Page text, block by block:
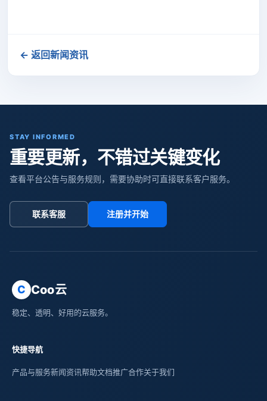
← 返回新闻资讯
STAY INFORMED
重要更新，不错过关键变化
查看平台公告与服务规则，需要协助时可直接联系客户服务。
联系客服 注册并开始
C Coo云
稳定、透明、好用的云服务。
快捷导航
产品与服务新闻资讯帮助文档推广合作关于我们